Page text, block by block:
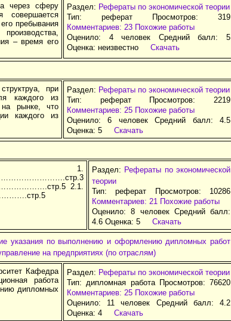
через сферу
пребывания
– время его
Раздел: Рефераты по экономической теории
Тип: реферат Просмотров: 319
Комментариев: 23 Похожие работы
Оценило: 4 человек Средний балл: 5
Оценка: неизвестно Скачать
при
каждого из
рынке, что
каждого из
Раздел: Рефераты по экономической теории
Тип: реферат Просмотров: 2219
Комментариев: 25 Похожие работы
Оценило: 6 человек Средний балл: 4.5
Оценка: 5 Скачать
1.
2.1.
Раздел: Рефераты по экономической
теории
Тип: реферат Просмотров: 10286
Комментариев: 21 Похожие работы
Оценило: 8 человек Средний балл:
4.6 Оценка: 5 Скачать
указания по выполнению и оформлению дипломных работ
на предприятиях (по отраслям)
Кафедра
работа
дипломных
Раздел: Рефераты по экономической теории
Тип: дипломная работа Просмотров: 76620
Комментариев: 25 Похожие работы
Оценило: 11 человек Средний балл: 4.2
Оценка: 4 Скачать